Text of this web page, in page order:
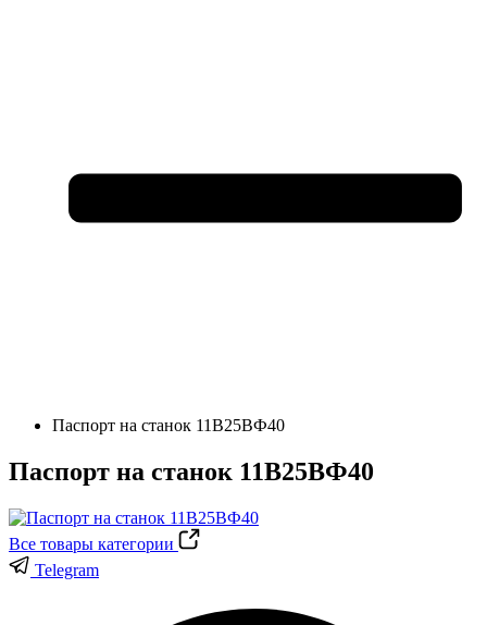
Паспорт на станок 11В25ВФ40
Паспорт на станок 11В25ВФ40
Все товары категории
Telegram